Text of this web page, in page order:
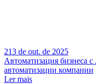
213 de out. de 2025
Автоматизация бизнеса
автоматизации компании
Ler mais